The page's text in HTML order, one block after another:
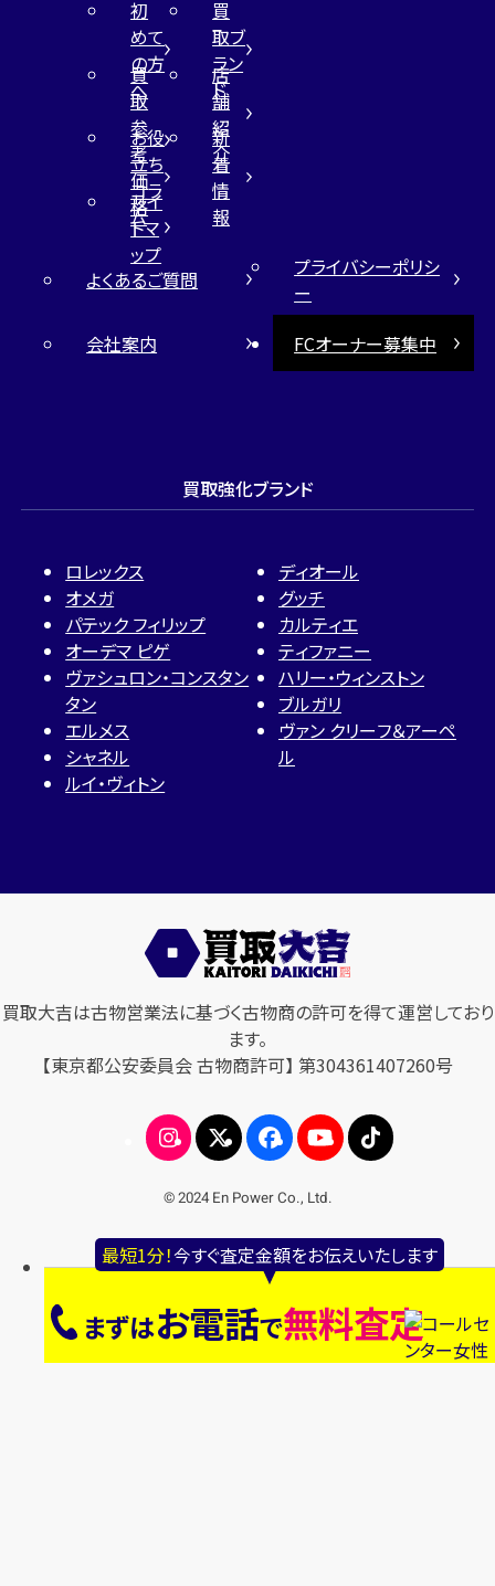
最短1分！今すぐ査定金額をお伝えいたします
まずはお電話で無料査定
初
めて
の方
へ
買
取ブ
ラン
ド
買
取
参
考
価
格
店
舗
紹
介
お役
立ち
コラ
ム
新
着
情
報
サイ
トマ
ップ
よくあるご質問
プライバシーポリシ
ー
会社案内
FCオーナー募集中
買取強化ブランド
ロレックス
オメガ
パテック フィリップ
オーデマ ピゲ
ヴァシュロン・コンスタン
タン
エルメス
シャネル
ルイ・ヴィトン
ディオール
グッチ
カルティエ
ティファニー
ハリー・ウィンストン
ブルガリ
ヴァン クリーフ＆アーペ
ル
買取大吉は古物営業法に基づく古物商の許可を得て運営しており
ます。
【東京都公安委員会 古物商許可】 第304361407260号
© 2024 En Power Co., Ltd.